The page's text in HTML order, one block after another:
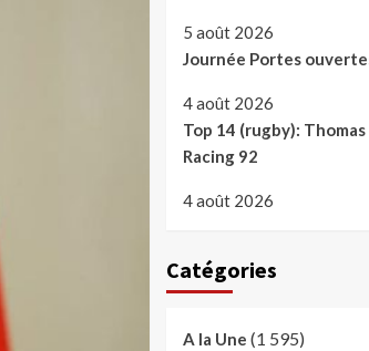
5 août 2026
Journée Portes
4 août 2026
Top 14 (rugby): Thomas
Racing 92
4 août 2026
Catégories
A la Une (1 595)